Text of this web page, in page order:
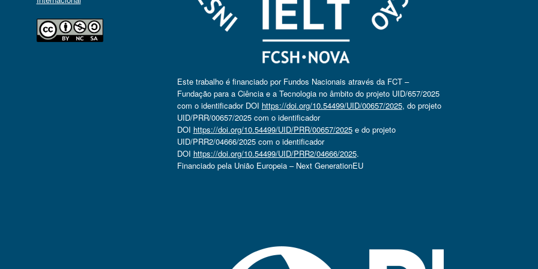
Este trabalho é financiado por Fundos Nacionais através da FCT –
Fundação para a Ciência e a Tecnologia no âmbito do projeto UID/657/2025
com o identificador DOI https://doi.org/10.54499/UID/00657/2025, do projeto
UID/PRR/00657/2025 com o identificador
DOI https://doi.org/10.54499/UID/PRR/00657/2025e do projeto
UID/PRR2/04666/2025 com o identificador
DOI https://doi.org/10.54499/UID/PRR2/04666/2025.
Financiado pela União Europeia – Next GenerationEU